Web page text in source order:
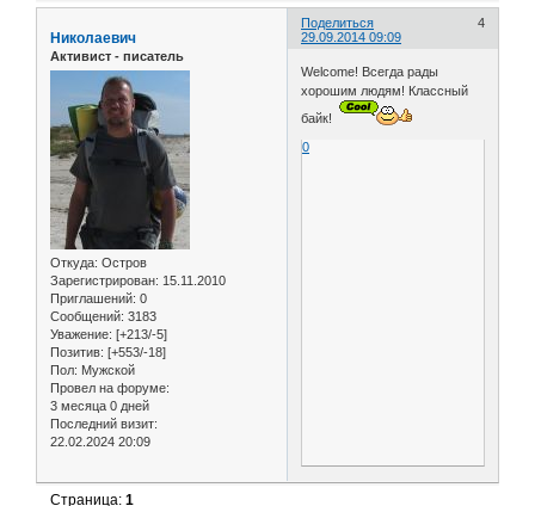
Поделиться
4
29.09.2014 09:09
Николаевич
Активист - писатель
Откуда: Остров
Зарегистрирован: 15.11.2010
Приглашений: 0
Сообщений: 3183
Уважение: [+213/-5]
Позитив: [+553/-18]
Пол: Мужской
Провел на форуме:
3 месяца 0 дней
Последний визит:
22.02.2024 20:09
Welcome! Всегда рады
хорошим людям! Классный
байк!
0
Страница:1